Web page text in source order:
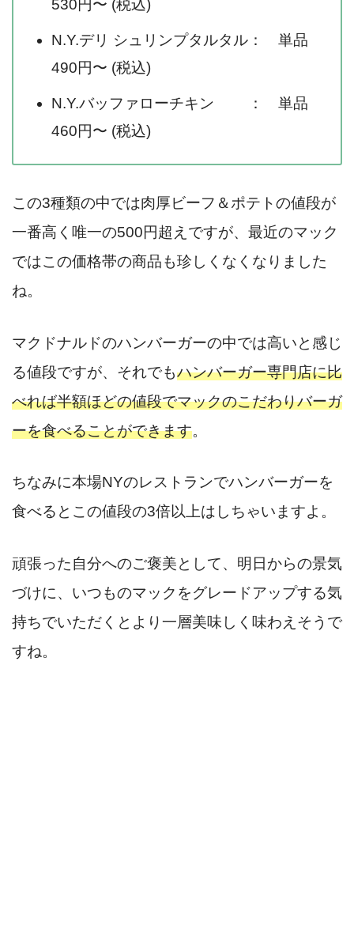
530円〜 (税込)
N.Y.デリ シュリンプタルタル： 単品
490円〜 (税込)
N.Y.バッファローチキン ： 単品
460円〜 (税込)
この3種類の中では肉厚ビーフ＆ポテトの値段が
一番高く唯一の500円超えですが、最近のマック
ではこの価格帯の商品も珍しくなくなりました
ね。
マクドナルドのハンバーガーの中では高いと感じ
る値段ですが、それでもハンバーガー専門店に比
べれば半額ほどの値段でマックのこだわりバーガ
ーを食べることができます。
ちなみに本場NYのレストランでハンバーガーを
食べるとこの値段の3倍以上はしちゃいますよ。
頑張った自分へのご褒美として、明日からの景気
づけに、いつものマックをグレードアップする気
持ちでいただくとより一層美味しく味わえそうで
すね。